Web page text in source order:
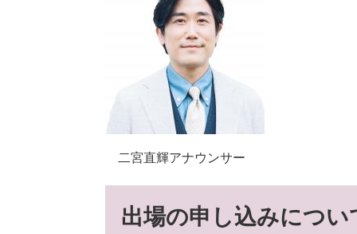
二宮直輝アナウンサー
出場の申し込みについ